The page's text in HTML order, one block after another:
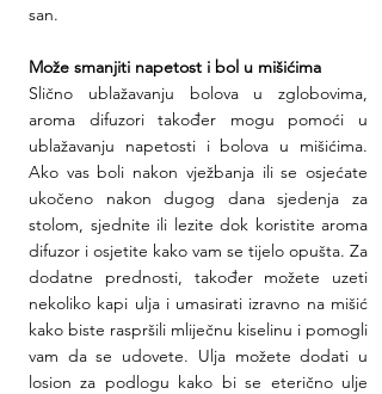
san.
Može smanjiti napetost i bol u mišićima
Slično ublažavanju bolova u zglobovima,
aroma difuzori također mogu pomoći u
ublažavanju napetosti i bolova u mišićima.
Ako vas boli nakon vježbanja ili se osjećate
ukočeno nakon dugog dana sjedenja za
stolom, sjednite ili lezite dok koristite aroma
difuzor i osjetite kako vam se tijelo opušta. Za
dodatne prednosti, također možete uzeti
nekoliko kapi ulja i umasirati izravno na mišić
kako biste raspršili mliječnu kiselinu i pomogli
vam da se udovete. Ulja možete dodati u
losion za podlogu kako bi se eterično ulje